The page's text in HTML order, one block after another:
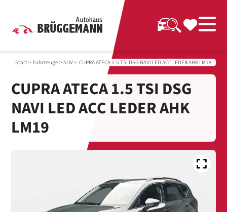
Start> Fahrzeuge > SUV> CUPRA ATECA 1.5 TSI DSG NAVI LED ACC LEDER AHK LM19
CUPRA ATECA 1.5 TSI DSG
NAVI LED ACC LEDER AHK
LM19